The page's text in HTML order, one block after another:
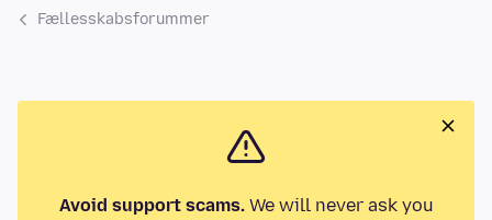
Fællesskabsforummer
Avoid support scams.We will never ask you